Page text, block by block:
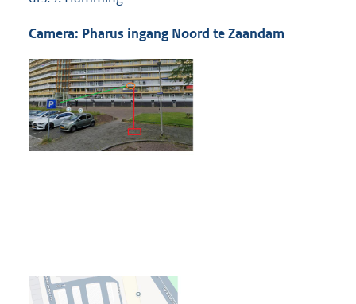
Camera: Pharus ingang Noord te Zaandam